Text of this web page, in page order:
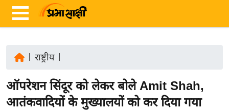
ज़ा
ख
राष्ट्रीय|
ऑपरेशन सिंदूर को लेकर बोले Amit Shah,
आतंकवादियों के मुख्यालयों को कर दिया गया